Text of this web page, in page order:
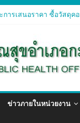
ารเสนอราคา ซื้อวัสดุคอ
ารเสนอรา ซื้อวัสดุงานบ้
ารเสนอราคา ซื้อวัสดุสำ
ข่าวภายในหน่วยงาน